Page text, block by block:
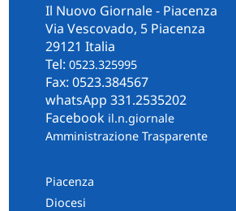
Il Nuovo Giornale - Piacenza
Via Vescovado, 5 Piacenza
29121 Italia
Tel: 0523.325995
Fax: 0523.384567
whatsApp 331.2535202
Facebook il.n.giornale
Amministrazione Trasparente
Piacenza
Diocesi